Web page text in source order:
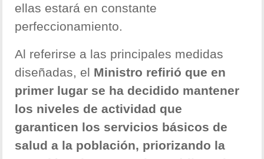
ellas estará en constante
perfeccionamiento.
Al referirse a las principales medidas
diseñadas, el Ministro refirió que en
primer lugar se ha decidido mantener
los niveles de actividad que
garanticen los servicios básicos de
salud a la población, priorizando la